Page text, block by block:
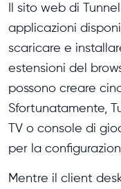
Il sito web di
applicazioni
scaricare e
estensioni del
possono creare
Sfortunatamente,
TV o console di
per la
Mentre il client